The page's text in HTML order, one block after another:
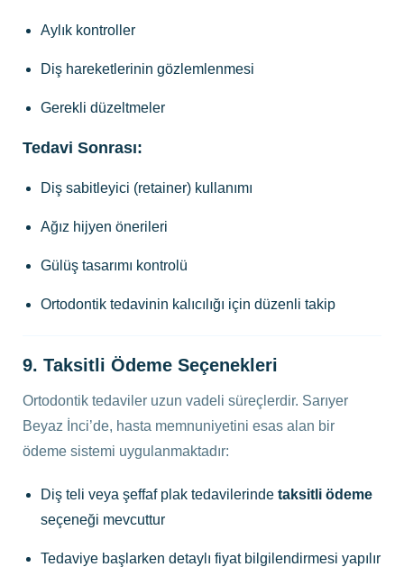
Aylık kontroller
Diş hareketlerinin gözlemlenmesi
Gerekli düzeltmeler
Tedavi Sonrası:
Diş sabitleyici (retainer) kullanımı
Ağız hijyen önerileri
Gülüş tasarımı kontrolü
Ortodontik tedavinin kalıcılığı için düzenli takip
9. Taksitli Ödeme Seçenekleri
Ortodontik tedaviler uzun vadeli süreçlerdir. Sarıyer
Beyaz İnci’de, hasta memnuniyetini esas alan bir
ödeme sistemi uygulanmaktadır:
Diş teli veya şeffaf plak tedavilerinde taksitli ödeme
seçeneği mevcuttur
Tedaviye başlarken detaylı fiyat bilgilendirmesi yapılır